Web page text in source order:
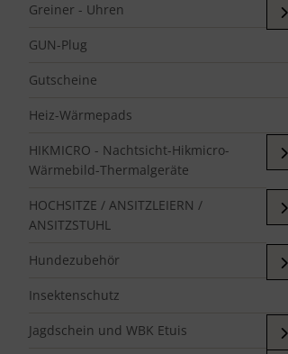
Greiner - Uhren
GUN-Plug
Gutscheine
Heiz-Wärmepads
HIKMICRO - Nachtsicht-Hikmicro-
Wärmebild-Thermalgeräte
HOCHSITZE / ANSITZLEIERN /
ANSITZSTUHL
Hundezubehör
Insektenschutz
Jagdschein und WBK Etuis